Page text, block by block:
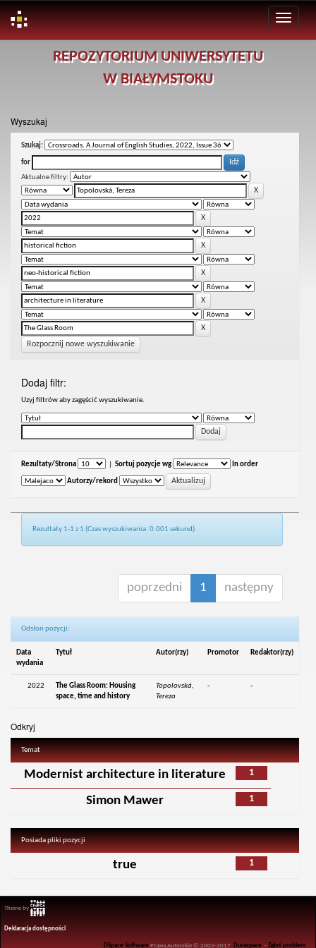
REPOZYTORIUM UNIWERSYTETU
W BIAŁYMSTOKU
Wyszukaj
Szukaj:
for
Aktualne filtry:
Rozpocznij nowe wyszukiwanie
Dodaj filtr:
Uzyj filtrów aby zagęścić wyszukiwanie.
Rezultaty/Strona Sortuj pozycje wg In order
Autorzy/rekord
Rezultaty 1-1 z 1 (Czas wyszukiwania: 0.001 sekund).
poprzedni 1 następny
Odsłon pozycji:
Data
wydania
Tytuł Autor(rzy) Promotor Redaktor(rzy)
2022
The Glass Room: Housing
space, time and history
Topolovská,
Tereza
- -
Odkryj
Temat
1
Modernist architecture in literature
1
Simon Mawer
Posiada pliki pozycji
1
true
Theme by
Deklaracja dostępności
DSpace Software Prawa Autorskie © 2002-2017 Duraspace -Zgłoś problem